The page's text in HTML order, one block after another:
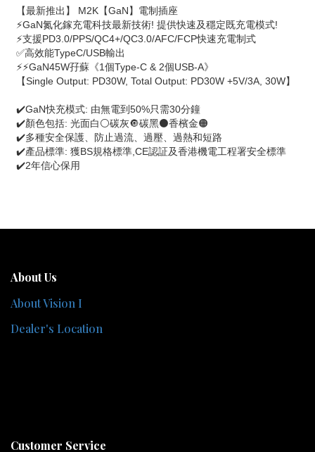
【最新推出】 M2K【GaN】電制插座
⚡GaN氮化鎵充電科技最新技術! 提供快速及穩定既充電模式!
⚡支援PD3.0/PPS/QC4+/QC3.0/AFC/FCP快速充電制式
✅高效能TypeC/USB輸出
⚡⚡GaN45W孖蘇《1個Type-C & 2個USB-A》
【Single Output: PD30W, Total Output: PD30W +5V/3A, 30W】
✔️GaN快充模式: 由無電到50%只需30分鐘
✔️顏色包括: 光面白⚪碳灰🔘碳黑⚫香檳金🟠
✔️多種安全保護、防止過流、過壓、過熱和短路
✔️產品標準: 獲BS規格標準,CE認証及香港機電工程署安全標準
✔️2年信心保用
About Us
About Vision I
Dealer's Location
Customer Service